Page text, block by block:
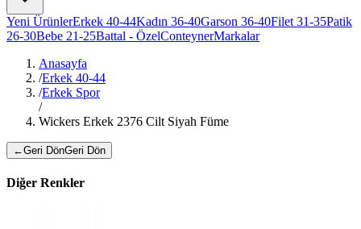
Yeni ÜrünlerErkek 40-44Kadın 36-40Garson 36-40Filet 31-35Patik
26-30Bebe 21-25Battal - ÖzelConteynerMarkalar
Anasayfa
/Erkek 40-44
/Erkek Spor
/
Wickers Erkek 2376 Cilt Siyah Füme
←Geri DönGeri Dön
Diğer Renkler